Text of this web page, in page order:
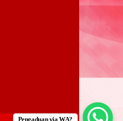
Pengaduan via WA?